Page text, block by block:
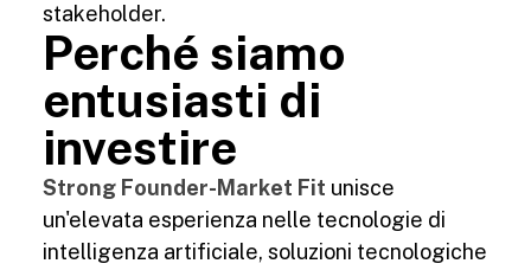
stakeholder.
Perché siamo
entusiasti di
investire
Strong Founder-Market Fit unisce
un'elevata esperienza nelle tecnologie di
intelligenza artificiale, soluzioni tecnologiche